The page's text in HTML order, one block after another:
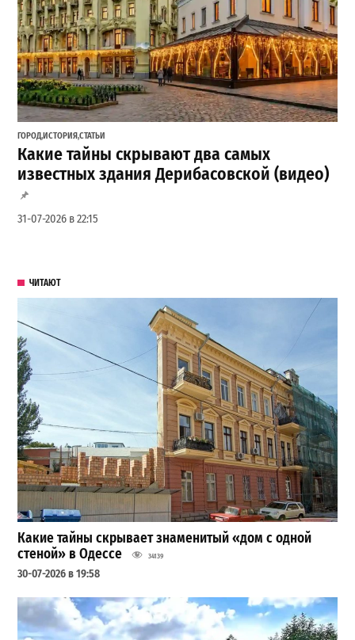
ГОРОД,ИСТОРИЯ,СТАТЬИ
Какие тайны скрывают два самых
известных здания Дерибасовской (видео)
31-07-2026 в 22:15
ЧИТАЮТ
Какие тайны скрывает знаменитый «дом с одной
стеной» в Одессе
34139
30-07-2026 в 19:58